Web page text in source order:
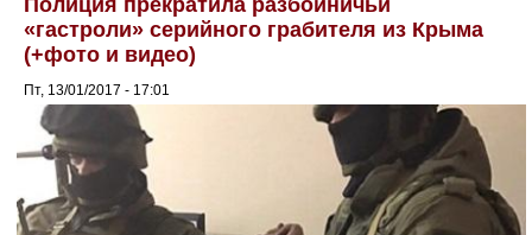
«гастроли» серийного грабителя из Крыма
(+фото и видео)
Пт, 13/01/2017 - 17:01